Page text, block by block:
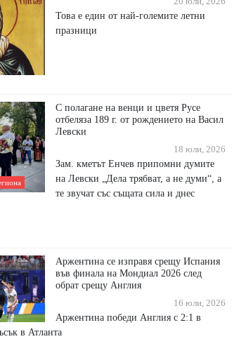
Това е един от най-големите летни
празници
С полагане на венци и цветя Русе
отбеляза 189 г. от рождението на Васил
Левски
18 юли, 2026
Зам. кметът Енчев припомни думите
на Левски „Дела трябват, а не думи“, а
те звучат със същата сила и днес
Аржентина се изправя срещу Испания
във финала на Мондиал 2026 след
обрат срещу Англия
16 юли, 2026
Аржентина победи Англия с 2:1 в
в Атланта